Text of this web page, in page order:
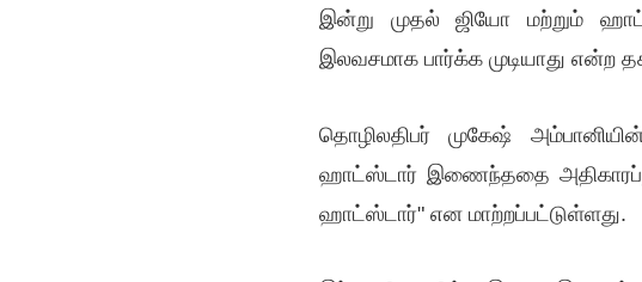
இன்று முதல் ஜியோ மற்றும்
இலவசமாக பார்க்க முடியாது என்ற
தொழிலதிபர் முகேஷ்
ஹாட்ஸ்டார் இணைந்ததை
ஹாட்ஸ்டார்" என மாற்றப்பட்டுள்ளது.